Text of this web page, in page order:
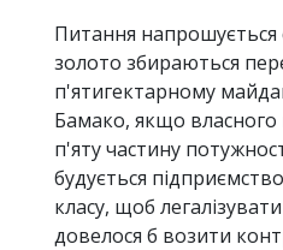
Питання
золото збираються
п'ятигектарному
Бамако, якщо власного
п'яту частину
будується
класу, щоб
довелося б возити